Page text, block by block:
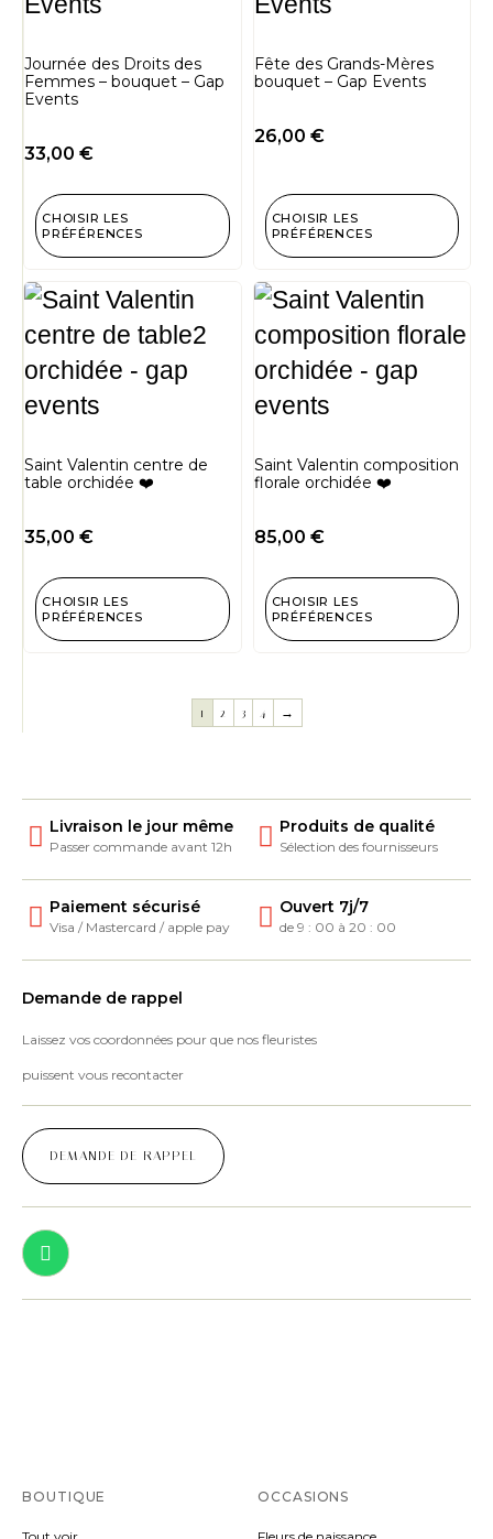
Journée des Droits des
Femmes – bouquet – Gap
Events
33,00 €
CHOISIR LES
PRÉFÉRENCES
Fête des Grands-Mères
bouquet – Gap Events
26,00 €
CHOISIR LES
PRÉFÉRENCES
Saint Valentin centre de
table orchidée ❤️
35,00 €
CHOISIR LES
PRÉFÉRENCES
Saint Valentin composition
florale orchidée ❤️
85,00 €
CHOISIR LES
PRÉFÉRENCES
1 2 3 4 →
Livraison le jour même
Passer commande avant 12h
Produits de qualité
Sélection des fournisseurs
Paiement sécurisé
Visa / Mastercard / apple pay
Ouvert 7j/7
de 9 : 00 à 20 : 00
Demande de rappel
Laissez vos coordonnées pour que nos fleuristes
puissent vous recontacter
DEMANDE DE RAPPEL
BOUTIQUE OCCASIONS